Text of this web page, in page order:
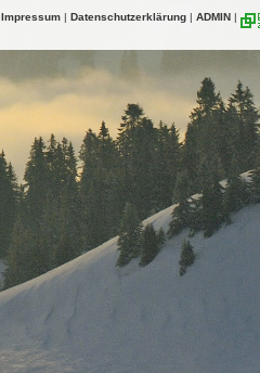
Impressum | Datenschutzerklärung | ADMIN |